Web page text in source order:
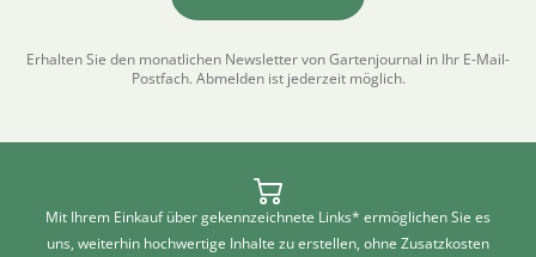
Erhalten Sie den monatlichen Newsletter von Gartenjournal in Ihr E-Mail-
Postfach. Abmelden ist jederzeit möglich.
Mit Ihrem Einkauf über gekennzeichnete Links* ermöglichen Sie es
uns, weiterhin hochwertige Inhalte zu erstellen, ohne Zusatzkosten